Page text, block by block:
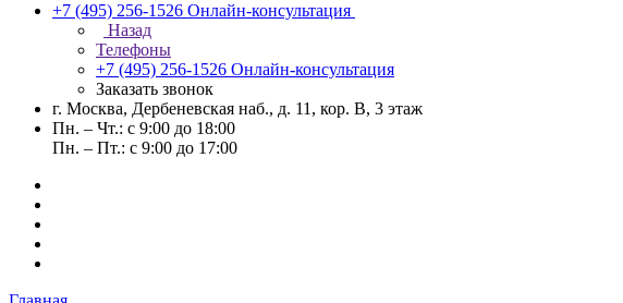
+7 (495) 256-1526 Онлайн-консультация
Назад
Телефоны
+7 (495) 256-1526 Онлайн-консультация
Заказать звонок
г. Москва, Дербеневская наб., д. 11, кор. В, 3 этаж
Пн. – Чт.: с 9:00 до 18:00
Пн. – Пт.: с 9:00 до 17:00